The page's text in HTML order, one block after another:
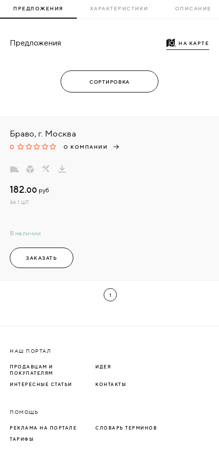
ПРЕДЛОЖЕНИЯ ХАРАКТЕРИСТИКИ ОПИСАНИЕ
Предложения НА КАРТЕ
Браво, г. Москва
0 О КОМПАНИИ
В наличии
182.00 руб
ЗА 1 ШТ.
ЗАКАЗАТЬ
1
НАШ ПОРТАЛ
ПРОДАВЦАМ И
ПОКУПАТЕЛЯМ
ИДЕЯ
ИНТЕРЕСНЫЕ СТАТЬИ КОНТАКТЫ
ПОМОЩЬ
РЕКЛАМА НА ПОРТАЛЕ СЛОВАРЬ ТЕРМИНОВ
ТАРИФЫ